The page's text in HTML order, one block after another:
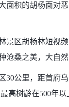
面积的胡杨面对
胡杨林短视频
桑之美，大自
里，距首府乌
高树龄在500年